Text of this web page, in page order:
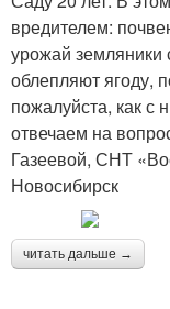
вредителем:
урожай земляники
облепляют ягоду,
пожалуйста, как с
отвечаем на
Газеевой, СНТ
Новосибирск
читать дальше →